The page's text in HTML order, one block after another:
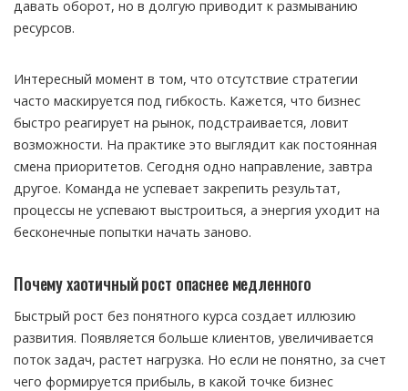
давать оборот, но в долгую приводит к размыванию
ресурсов.
Интересный момент в том, что отсутствие стратегии
часто маскируется под гибкость. Кажется, что бизнес
быстро реагирует на рынок, подстраивается, ловит
возможности. На практике это выглядит как постоянная
смена приоритетов. Сегодня одно направление, завтра
другое. Команда не успевает закрепить результат,
процессы не успевают выстроиться, а энергия уходит на
бесконечные попытки начать заново.
Почему хаотичный рост опаснее медленного
Быстрый рост без понятного курса создает иллюзию
развития. Появляется больше клиентов, увеличивается
поток задач, растет нагрузка. Но если не понятно, за счет
чего формируется прибыль, в какой точке бизнес